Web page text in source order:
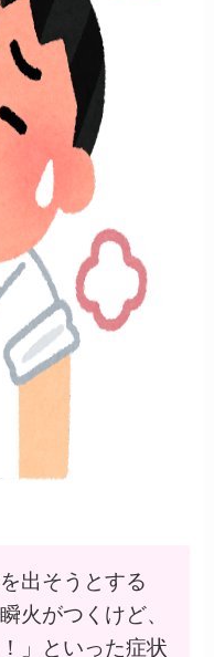
出そうとする
火がつくけど、
」といった症状